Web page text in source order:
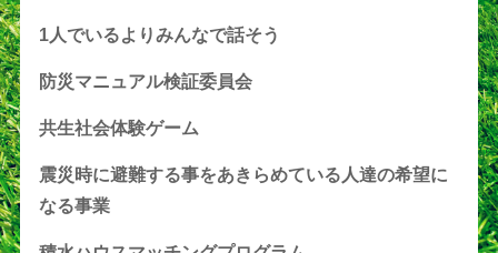
1人でいるよりみんなで話そう
防災マニュアル検証委員会
共生社会体験ゲーム
震災時に避難する事をあきらめている人達の希望に
なる事業